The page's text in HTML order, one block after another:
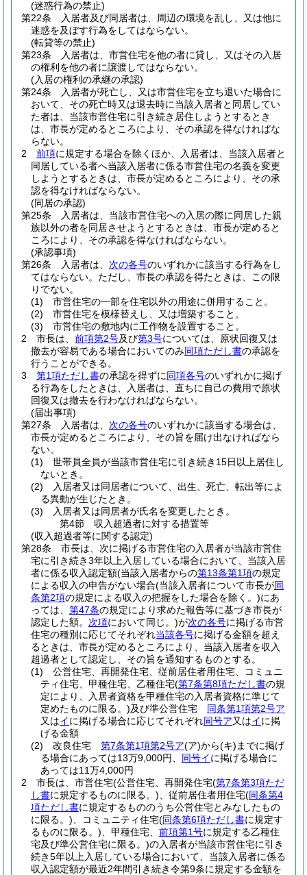
(迷惑行為の禁止)
第22条
入居者及び同居者は、周辺の環境を乱し、又は他に
迷惑を及ぼす行為をしてはならない。
(転貸等の禁止)
第23条
入居者は、市営住宅を他の者に貸し、又はその入居
の権利を他の者に譲渡してはならない。
(入居の権利の承継の承認)
第24条
入居者が死亡し、又は市営住宅を立ち退いた場合に
おいて、その死亡時又は退去時に当該入居者と同居してい
た者は、当該市営住宅に引き続き居住しようとするとき
は、市長が定めるところにより、その承認を得なければな
らない。
2
前項に規定する場合を除くほか、入居者は、当該入居者と
同居している者へ当該入居者に係る市営住宅の名義を変更
しようとするときは、市長が定めるところにより、その承
認を得なければならない。
(同居の承認)
第25条
入居者は、当該市営住宅への入居の際に同居した親
族以外の者を同居させようとするときは、市長が定めると
ころにより、その承認を得なければならない。
(承認事項)
第26条
入居者は、 次の各号のいずれかに該当する行為をし
てはならない。 ただし、市長の承認を得たときは、この限
りでない。
(1)
市営住宅の一部を住宅以外の用途に併用すること。
(2)
市営住宅を模様替えし、又は増築すること。
(3)
市営住宅の敷地内に工作物を設置すること。
2
市長は、 前項第2号及び第3号については、原状回復又は
撤去が容易である場合においてのみ同項ただし書の承認を
行うことができる。
3
第1項ただし書の承認を得ずに同項各号のいずれかに掲げ
る行為をしたときは、入居者は、直ちに自己の費用で原状
回復又は撤去を行わなければならない。
(届出事項)
第27条
入居者は、 次の各号のいずれかに該当する場合は、
市長が定めるところにより、その旨を届け出なければなら
ない。
(1)
世帯員全員が当該市営住宅に引き続き15日以上居住し
ないとき。
(2)
入居者又は同居者について、出生、死亡、転出等によ
る異動が生じたとき。
(3)
入居者又は同居者が氏名を変更したとき。
第4節
収入超過者に対する措置等
(収入超過者等に関する認定)
第28条
市長は、次に掲げる市営住宅の入居者が当該市営住
宅に引き続き3年以上入居している場合において、当該入居
者に係る収入認定額(当該入居者からの第13条第1項の規定
による収入の申告がない場合(当該入居者について市長が同
条第2項の規定による収入の把握をした場合を除く。)にあ
っては、 第47条の規定により求めた報告等に基づき市長が
認定した額。 次項において同じ。)が次の各号に掲げる市営
住宅の種別に応じてそれぞれ当該各号に掲げる金額を超え
るときは、市長が定めるところにより、当該入居者を収入
超過者として認定し、その旨を通知するものとする。
(1)
公営住宅、再開発住宅、従前居住者用住宅、コミュニ
ティ住宅、甲種住宅、乙種住宅(第7条第8項ただし書の規
定により、入居者資格を甲種住宅の入居者資格に準じて
定めたものに限る。)及び準公営住宅 同条第1項第2号ア
又はイに掲げる場合に応じてそれぞれ同号ア又はイに掲
げる金額
(2)
改良住宅 第7条第1項第2号ア(ア)から(キ) までに掲げ
る場合にあっては13万9,000円、 同号イに掲げる場合に
あっては11万4,000円
2
市長は、市営住宅(公営住宅、再開発住宅(第7条第3項ただ
し書に規定するものに限る。) 、従前居住者用住宅(同条第4
項ただし書に規定するもののうち公営住宅とみなしたもの
に限る。) 、コミュニティ住宅(同条第6項ただし書に規定す
るものに限る。) 、甲種住宅、 前項第1号に規定する乙種住
宅及び準公営住宅に限る。)の入居者が当該市営住宅に引き
続き5年以上入居している場合において、当該入居者に係る
収入認定額が最近2年間引き続き令第9条に規定する金額を